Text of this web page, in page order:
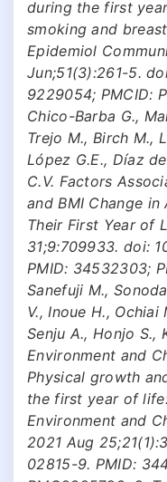
during the first
smoking and
Epidemiol
Jun;51(3):261-5.
9229054; PMCID:
Chico-Barba G.,
Trejo M., Birch M.,
López G.E., Díaz
C.V. Factors
and BMI Change
Their First Year of
31;9:709933. doi:
PMID: 34532303;
Sanefuji M.,
V., Inoue H., Ochiai
Senju A., Honjo S.,
Environment and
Physical growth
the first year of
Environment and
2021 Aug
02815-9. PMID: